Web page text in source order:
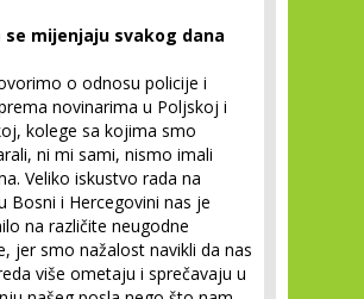
se mijenjaju svakog dana
o odnosu policije i
novinarima u Poljskoj i
kolege sa kojima smo
ni mi sami, nismo imali
Veliko iskustvo rada na
Bosni i Hercegovini nas je
na različite neugodne
jer smo nažalost navikli da nas
više ometaju i sprečavaju u